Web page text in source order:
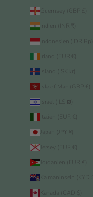
Guernsey (GBP £)
Indien (INR ₹)
Indonesien (IDR Rp)
Irland (EUR €)
Island (ISK kr)
Isle of Man (GBP £)
Israel (ILS ₪)
Italien (EUR €)
Japan (JPY ¥)
Jersey (EUR €)
Jordanien (EUR €)
Kaimaninseln (KYD $)
Kanada (CAD $)